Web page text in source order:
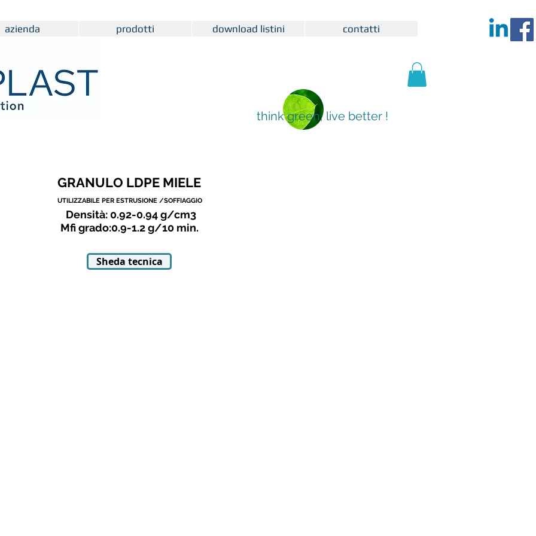
azienda prodotti download listini contatti
think green, live better !
GRANULO LDPE MIELE
UTILIZZABILE PER ESTRUSIONE /SOFFIAGGIO
Densità: 0.92-0.94 g/cm3
Mfi grado:0.9-1.2 g/10 min.
Sheda tecnica